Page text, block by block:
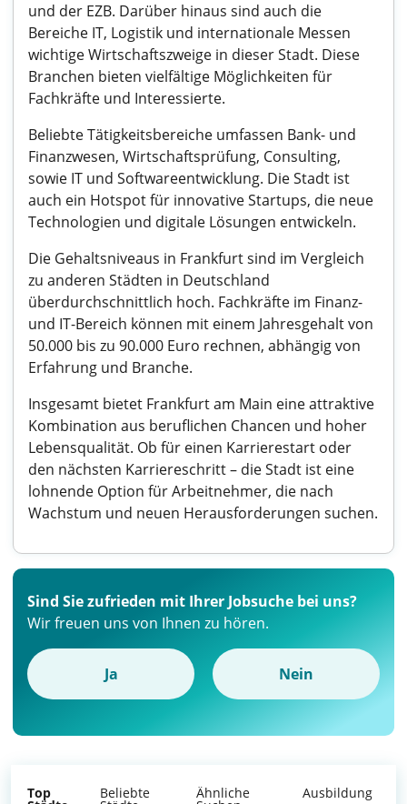
und der EZB. Darüber hinaus sind auch die
Bereiche IT, Logistik und internationale Messen
wichtige Wirtschaftszweige in dieser Stadt. Diese
Branchen bieten vielfältige Möglichkeiten für
Fachkräfte und Interessierte.
Beliebte Tätigkeitsbereiche umfassen Bank- und
Finanzwesen, Wirtschaftsprüfung, Consulting,
sowie IT und Softwareentwicklung. Die Stadt ist
auch ein Hotspot für innovative Startups, die neue
Technologien und digitale Lösungen entwickeln.
Die Gehaltsniveaus in Frankfurt sind im Vergleich
zu anderen Städten in Deutschland
überdurchschnittlich hoch. Fachkräfte im Finanz-
und IT-Bereich können mit einem Jahresgehalt von
50.000 bis zu 90.000 Euro rechnen, abhängig von
Erfahrung und Branche.
Insgesamt bietet Frankfurt am Main eine attraktive
Kombination aus beruflichen Chancen und hoher
Lebensqualität. Ob für einen Karrierestart oder
den nächsten Karriereschritt – die Stadt ist eine
lohnende Option für Arbeitnehmer, die nach
Wachstum und neuen Herausforderungen suchen.
Sind Sie zufrieden mit Ihrer Jobsuche bei uns?
Wir freuen uns von Ihnen zu hören.
Ja Nein
Top Beliebte Ähnliche Ausbildung